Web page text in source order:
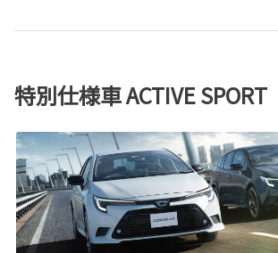
特別仕様車 ACTIVE SPORT